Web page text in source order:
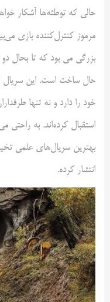
حالی که توطئه‌ها آشکار
مرموز کنترل‌کننده بازی
بزرگی می بود که تا بحال
حال ساخت است. این سریال
خود را دارد و نه تنها
استقبال کرده‌اند. به راحتی
بهترین سریال‌های علمی‌
انتشار کرده.